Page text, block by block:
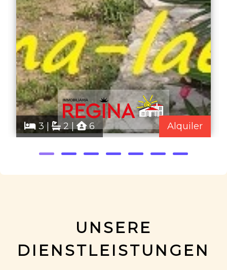
3 | 2 | 6 Alquiler
UNSERE
DIENSTLEISTUNGEN